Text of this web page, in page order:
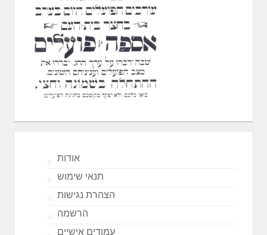
אודות
תנאי שימוש
הצהרת נגישות
הרשמה
עמודים אישיים